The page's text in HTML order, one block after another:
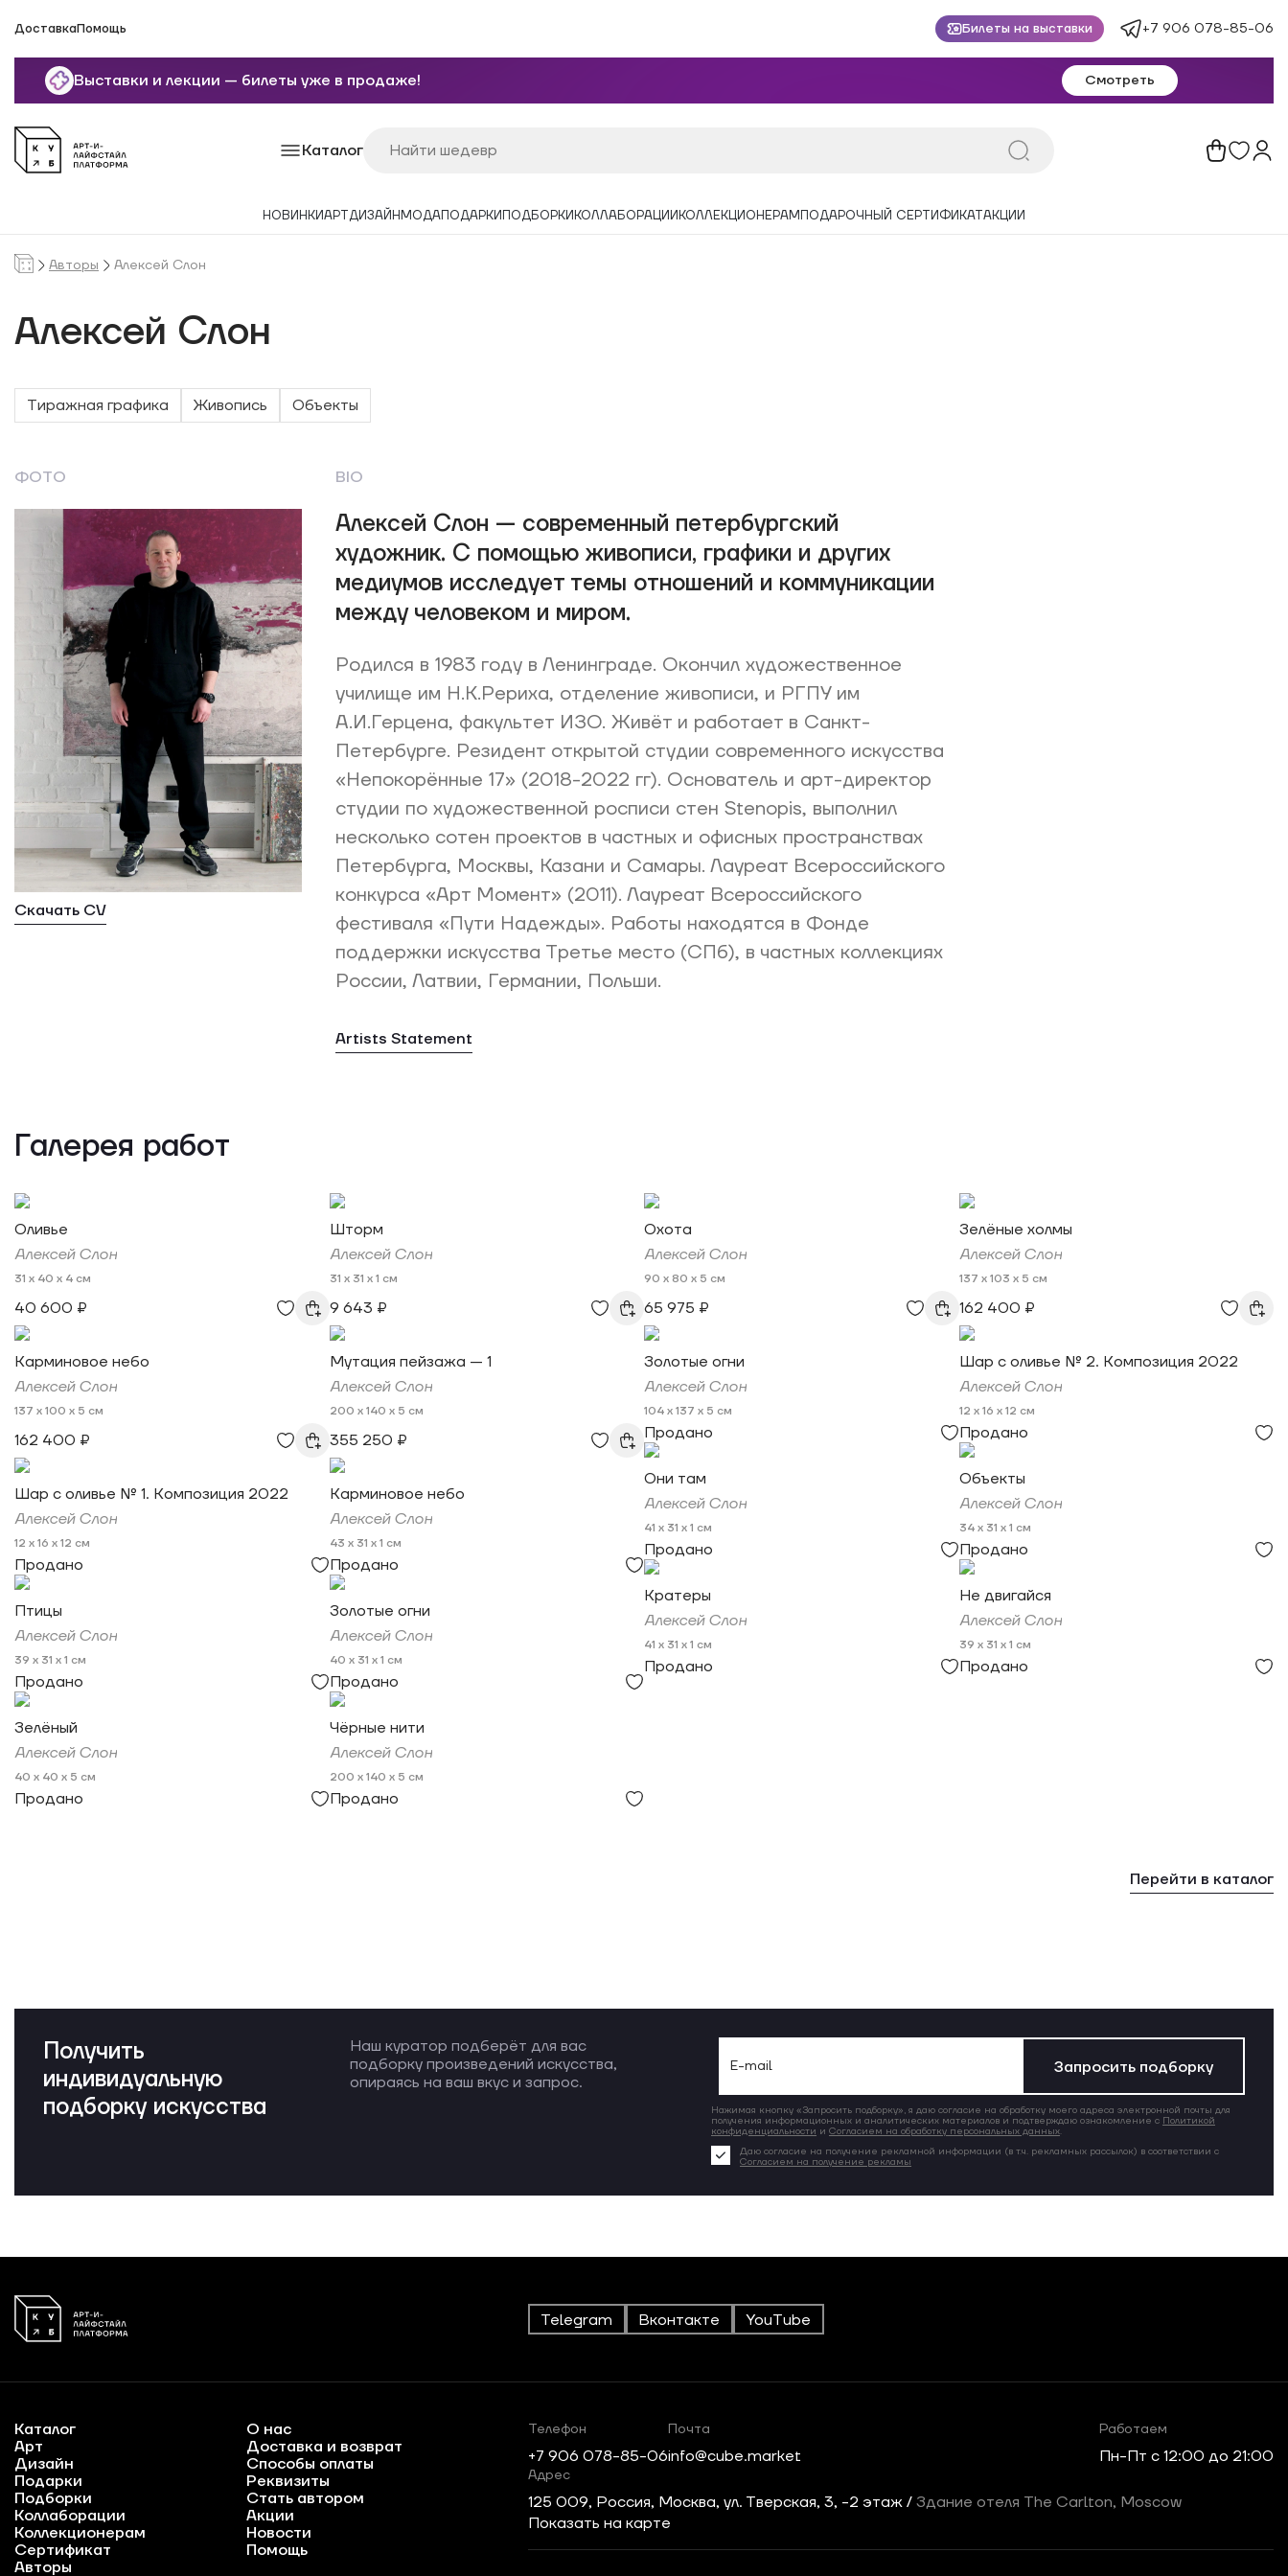
ДоставкаПомощь Билеты на выставки +7 906 078-85-06
Выставки и лекции — билеты уже в продаже! Смотреть
Каталог
НОВИНКИАРТДИЗАЙН МОДАПОДАРКИ ПОДБОРКИ КОЛЛАБОРАЦИИ КОЛЛЕКЦИОНЕРАМ ПОДАРОЧНЫЙ СЕРТИФИКАТАКЦИИ
Авторы Алексей Слон
Алексей Слон
Тиражная графика Живопись Объекты
ФОТО
Скачать CV
BIO
Алексей Слон — современный петербургский
художник. С помощью живописи, графики и других
медиумов исследует темы отношений и коммуникации
между человеком и миром.
Родился в 1983 году в Ленинграде. Окончил художественное
училище им Н.К.Рериха, отделение живописи, и РГПУ им
А.И.Герцена, факультет ИЗО. Живёт и работает в Санкт-
Петербурге. Резидент открытой студии современного искусства
«Непокорённые 17» (2018-2022 гг). Основатель и арт-директор
студии по художественной росписи стен Stenopis, выполнил
несколько сотен проектов в частных и офисных пространствах
Петербурга, Москвы, Казани и Самары. Лауреат Всероссийского
конкурса «Арт Момент» (2011). Лауреат Всероссийского
фестиваля «Пути Надежды». Работы находятся в Фонде
поддержки искусства Третье место (СПб), в частных коллекциях
России, Латвии, Германии, Польши.
Artists Statement
Галерея работ
Оливье
Алексей Слон
31 x 40 x 4 см
40 600 ₽
Карминовое небо
Алексей Слон
137 x 100 x 5 см
162 400 ₽
Шар с оливье № 1. Композиция 2022
Алексей Слон
12 x 16 x 12 см
Продано
Птицы
Алексей Слон
39 x 31 x 1 см
Продано
Зелёный
Алексей Слон
40 x 40 x 5 см
Продано
Шторм
Алексей Слон
31 x 31 x 1 см
9 643 ₽
Мутация пейзажа — 1
Алексей Слон
200 x 140 x 5 см
355 250 ₽
Карминовое небо
Алексей Слон
43 x 31 x 1 см
Продано
Золотые огни
Алексей Слон
40 x 31 x 1 см
Продано
Чёрные нити
Алексей Слон
200 x 140 x 5 см
Продано
Охота
Алексей Слон
90 x 80 x 5 см
65 975 ₽
Золотые огни
Алексей Слон
104 x 137 x 5 см
Продано
Они там
Алексей Слон
41 x 31 x 1 см
Продано
Кратеры
Алексей Слон
41 x 31 x 1 см
Продано
Зелёные холмы
Алексей Слон
137 x 103 x 5 см
162 400 ₽
Шар с оливье № 2. Композиция 2022
Алексей Слон
12 x 16 x 12 см
Продано
Объекты
Алексей Слон
34 x 31 x 1 см
Продано
Не двигайся
Алексей Слон
39 x 31 x 1 см
Продано
Перейти в каталог
Получить
индивидуальную
подборку искусства
Наш куратор подберёт для вас
подборку произведений искусства,
опираясь на ваш вкус и запрос.
Запросить подборку
Нажимая кнопку «Запросить подборку», я даю согласие на обработку моего адреса электронной почты для
получения информационных и аналитических материалов и подтверждаю ознакомление с Политикой
конфиденциальности и Согласием на обработку персональных данных.
Даю согласие на получение рекламной информации (в т.ч. рекламных рассылок) в соответствии с
Согласием на получение рекламы
Telegram Вконтакте YouTube
Каталог
Арт
Дизайн
Подарки
Подборки
Коллаборации
Коллекционерам
Сертификат
Авторы
О нас
Доставка и возврат
Способы оплаты
Реквизиты
Стать автором
Акции
Новости
Помощь
Телефон
+7 906 078-85-06
Почта
info@cube.market
Работаем
Пн-Пт c 12:00 до 21:00
Адрес
125 009, Россия, Москва, ул. Тверская, 3, -2 этаж / Здание отеля The Carlton, Moscow
Показать на карте